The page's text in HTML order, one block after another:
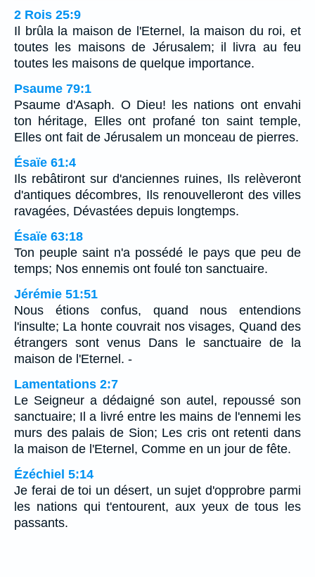
2 Rois 25:9
Il brûla la maison de l'Eternel, la maison du roi, et
toutes les maisons de Jérusalem; il livra au feu
toutes les maisons de quelque importance.
Psaume 79:1
Psaume d'Asaph. O Dieu! les nations ont envahi
ton héritage, Elles ont profané ton saint temple,
Elles ont fait de Jérusalem un monceau de pierres.
Ésaïe 61:4
Ils rebâtiront sur d'anciennes ruines, Ils relèveront
d'antiques décombres, Ils renouvelleront des villes
ravagées, Dévastées depuis longtemps.
Ésaïe 63:18
Ton peuple saint n'a possédé le pays que peu de
temps; Nos ennemis ont foulé ton sanctuaire.
Jérémie 51:51
Nous étions confus, quand nous entendions
l'insulte; La honte couvrait nos visages, Quand des
étrangers sont venus Dans le sanctuaire de la
maison de l'Eternel. -
Lamentations 2:7
Le Seigneur a dédaigné son autel, repoussé son
sanctuaire; Il a livré entre les mains de l'ennemi les
murs des palais de Sion; Les cris ont retenti dans
la maison de l'Eternel, Comme en un jour de fête.
Ézéchiel 5:14
Je ferai de toi un désert, un sujet d'opprobre parmi
les nations qui t'entourent, aux yeux de tous les
passants.